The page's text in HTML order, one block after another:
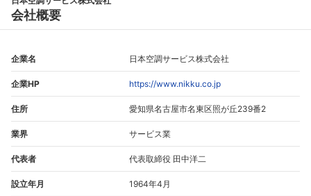
会社概要
企業名 日本空調サービス株式会社
企業HP https://www.nikku.co.jp
住所 愛知県名古屋市名東区照が丘239番2
業界 サービス業
代表者 代表取締役 田中洋二
設立年月 1964年4月